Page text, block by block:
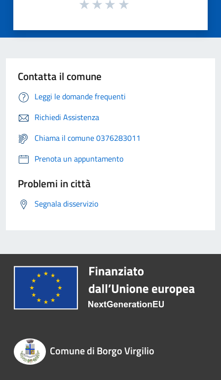
Contatta il comune
Leggi le domande frequenti
Richiedi Assistenza
Chiama il comune 0376283011
Prenota un appuntamento
Problemi in città
Segnala disservizio
Comune di Borgo Virgilio